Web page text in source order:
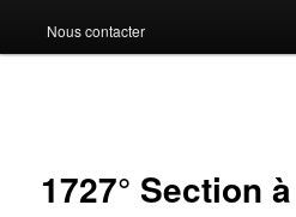
Nous contacter
1727° Section à